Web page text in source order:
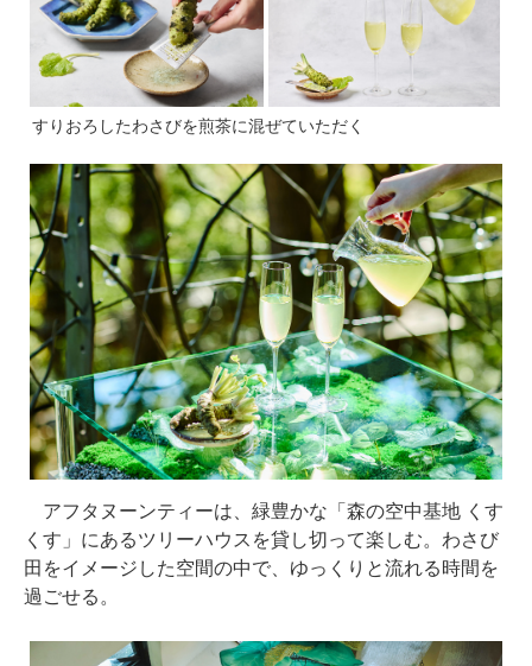
すりおろしたわさびを煎茶に混ぜていただく
アフタヌーンティーは、緑豊かな「森の空中基地 くす
くす」にあるツリーハウスを貸し切って楽しむ。わさび
田をイメージした空間の中で、ゆっくりと流れる時間を
過ごせる。